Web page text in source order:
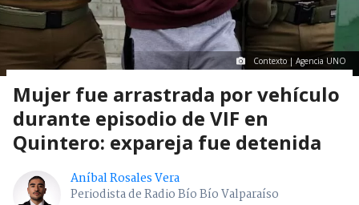
Contexto | Agencia UNO
Mujer fue arrastrada por vehículo
durante episodio de VIF en
Quintero: expareja fue detenida
Aníbal Rosales Vera
Periodista de Radio Bío Bío Valparaíso